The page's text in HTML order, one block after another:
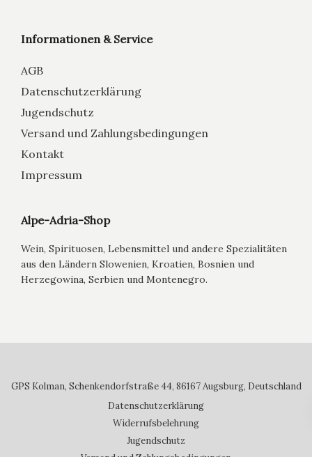
Informationen & Service
AGB
Datenschutzerklärung
Jugendschutz
Versand und Zahlungsbedingungen
Kontakt
Impressum
Alpe-Adria-Shop
Wein, Spirituosen, Lebensmittel und andere Spezialitäten
aus den Ländern Slowenien, Kroatien, Bosnien und
Herzegowina, Serbien und Montenegro.
GPS Kolman, Schenkendorfstraße 44, 86167 Augsburg, Deutschland
Datenschutzerklärung
Widerrufsbelehrung
Jugendschutz